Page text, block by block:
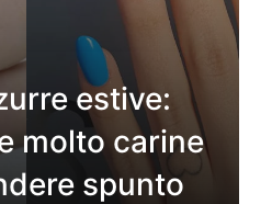
estive:
molto carine
spunto